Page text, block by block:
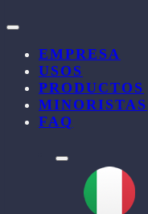
EMPRESA
USOS
PRODUCTOS
MINORISTAS
FAQ